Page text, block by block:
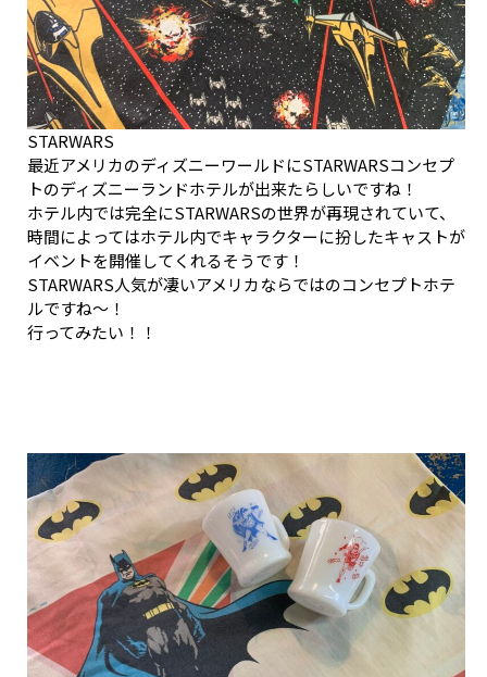
STARWARS
最近アメリカのディズニーワールドにSTARWARSコンセプ
トのディズニーランドホテルが出来たらしいですね！
ホテル内では完全にSTARWARSの世界が再現されていて、
時間によってはホテル内でキャラクターに扮したキャストが
イベントを開催してくれるそうです！
STARWARS人気が凄いアメリカならではのコンセプトホテ
ルですね〜！
行ってみたい！！